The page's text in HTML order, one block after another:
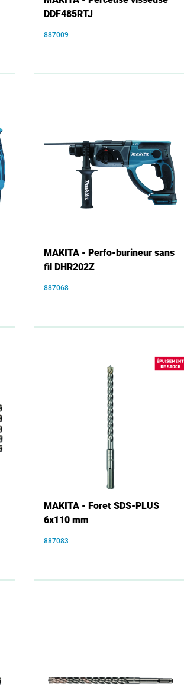
DDF485RTJ
887009
MAKITA - Perfo-burineur sans
fil DHR202Z
887068
MAKITA - Foret SDS-PLUS
6x110 mm
887083